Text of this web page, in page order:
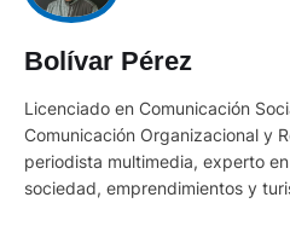
Bolívar Pérez
Licenciado en Comunicación
Comunicación Organizacional y
periodista multimedia, experto
sociedad, emprendimientos y